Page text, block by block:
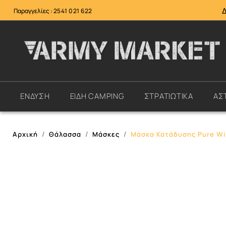
Παραγγελίες :2541 021 622
ΕΝΔΥΣΗ ΕΙΔΗ CAMPING ΣΤΡΑΤΙΩΤΙΚΑ
Αρχική Θάλασσα Μάσκες Μάσκα Κατάδυσης Pure